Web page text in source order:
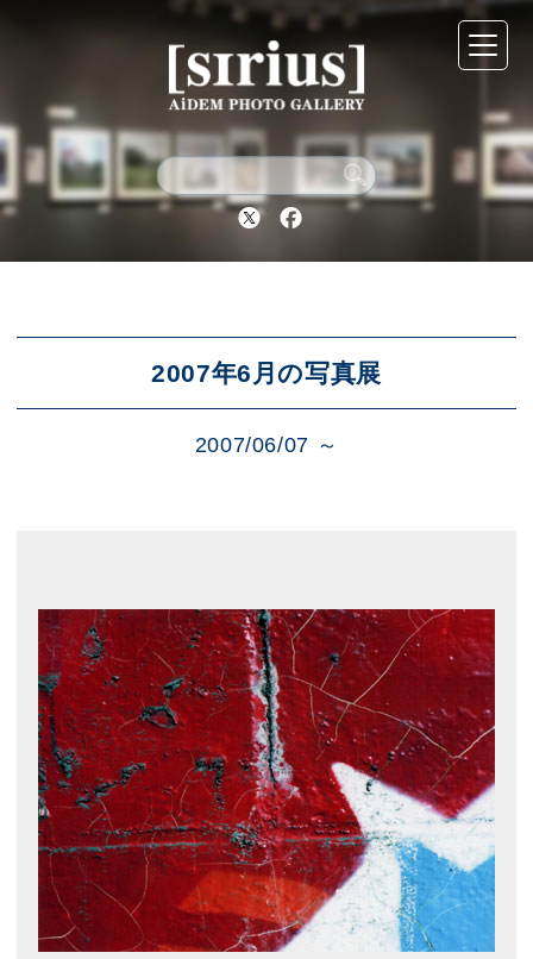
Twitter Facebook
2007年6月の写真展
2007/06/07 ～
シリウスについて
展示スケジュール